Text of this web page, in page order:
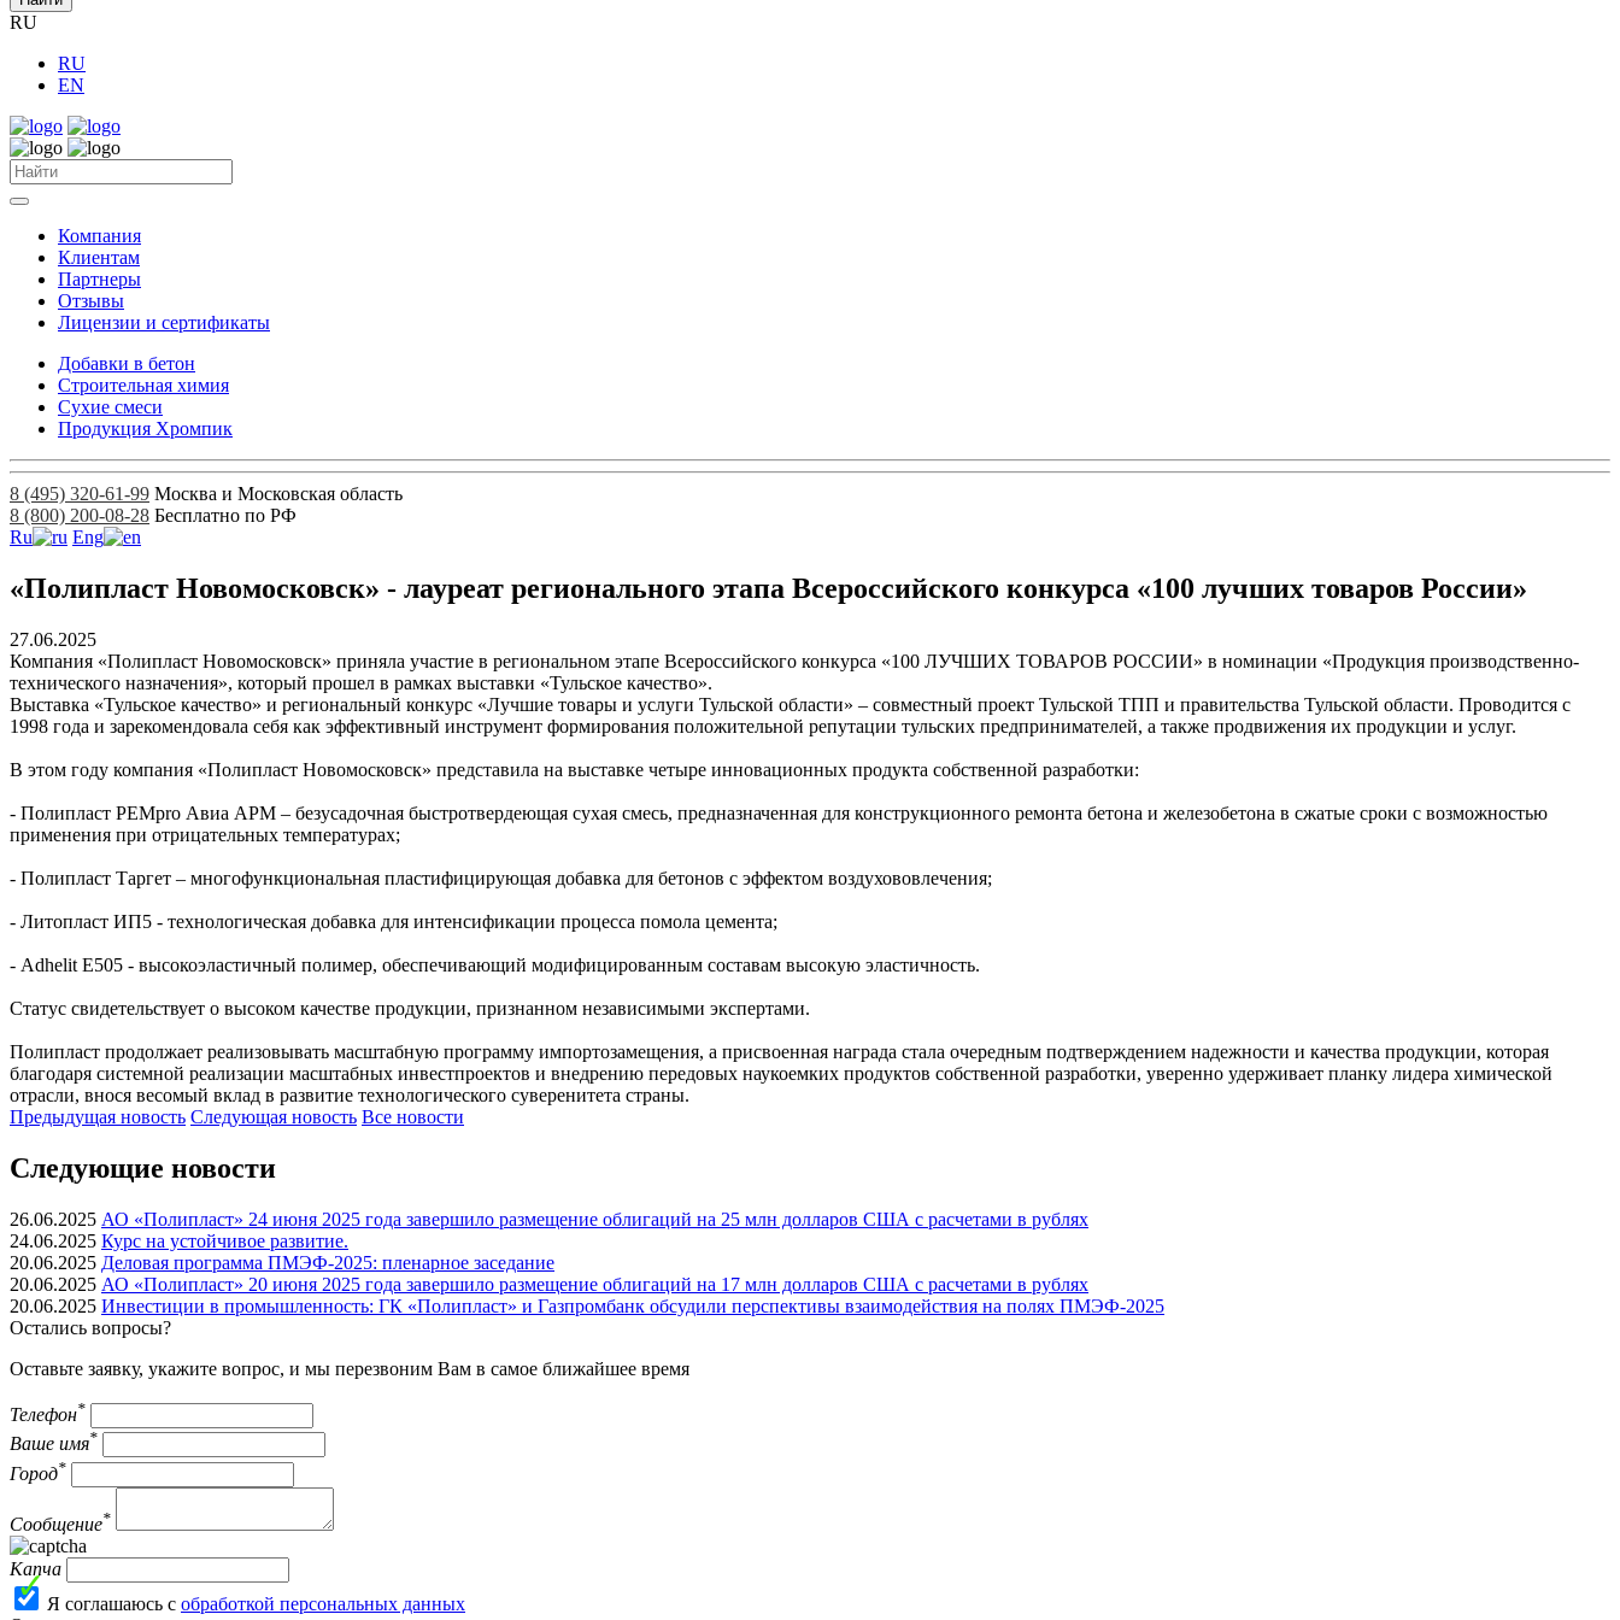
RU
RU
EN
Компания
Клиентам
Партнеры
Отзывы
Лицензии и сертификаты
Добавки в бетон
Строительная химия
Сухие смеси
Продукция Хромпик
8 (495) 320-61-99 Москва и Московская область
8 (800) 200-08-28 Бесплатно по РФ
Ru
Eng
«Полипласт Новомосковск» - лауреат регионального этапа Всероссийского конкурса «100 лучших товаров России»
27.06.2025
Компания «Полипласт Новомосковск» приняла участие в региональном этапе Всероссийского конкурса «100 ЛУЧШИХ ТОВАРОВ РОССИИ» в номинации «Продукция производственно-
технического назначения», который прошел в рамках выставки «Тульское качество».
Выставка «Тульское качество» и региональный конкурс «Лучшие товары и услуги Тульской области» – совместный проект Тульской ТПП и правительства Тульской области. Проводится с
1998 года и зарекомендовала себя как эффективный инструмент формирования положительной репутации тульских предпринимателей, а также продвижения их продукции и услуг.
В этом году компания «Полипласт Новомосковск» представила на выставке четыре инновационных продукта собственной разработки:
- Полипласт РЕМpro Авиа АРМ – безусадочная быстротвердеющая сухая смесь, предназначенная для конструкционного ремонта бетона и железобетона в сжатые сроки с возможностью
применения при отрицательных температурах;
- Полипласт Таргет – многофункциональная пластифицирующая добавка для бетонов с эффектом воздухововлечения;
- Литопласт ИП5 - технологическая добавка для интенсификации процесса помола цемента;
- Adhelit E505 - высокоэластичный полимер, обеспечивающий модифицированным составам высокую эластичность.
Статус свидетельствует о высоком качестве продукции, признанном независимыми экспертами.
Полипласт продолжает реализовывать масштабную программу импортозамещения, а присвоенная награда стала очередным подтверждением надежности и качества продукции, которая
благодаря системной реализации масштабных инвестпроектов и внедрению передовых наукоемких продуктов собственной разработки, уверенно удерживает планку лидера химической
отрасли, внося весомый вклад в развитие технологического суверенитета страны.
Предыдущая новость Следующая новость Все новости
Следующие новости
26.06.2025 АО «Полипласт» 24 июня 2025 года завершило размещение облигаций на 25 млн долларов США с расчетами в рублях
24.06.2025 Курс на устойчивое развитие.
20.06.2025 Деловая программа ПМЭФ-2025: пленарное заседание
20.06.2025 АО «Полипласт» 20 июня 2025 года завершило размещение облигаций на 17 млн долларов США с расчетами в рублях
20.06.2025 Инвестиции в промышленность: ГК «Полипласт» и Газпромбанк обсудили перспективы взаимодействия на полях ПМЭФ-2025
Остались вопросы?
Оставьте заявку, укажите вопрос, и мы перезвоним Вам в самое ближайшее время
Телефон*
Ваше имя*
Город*
Сообщение*
Капча
Я соглашаюсь с обработкой персональных данных